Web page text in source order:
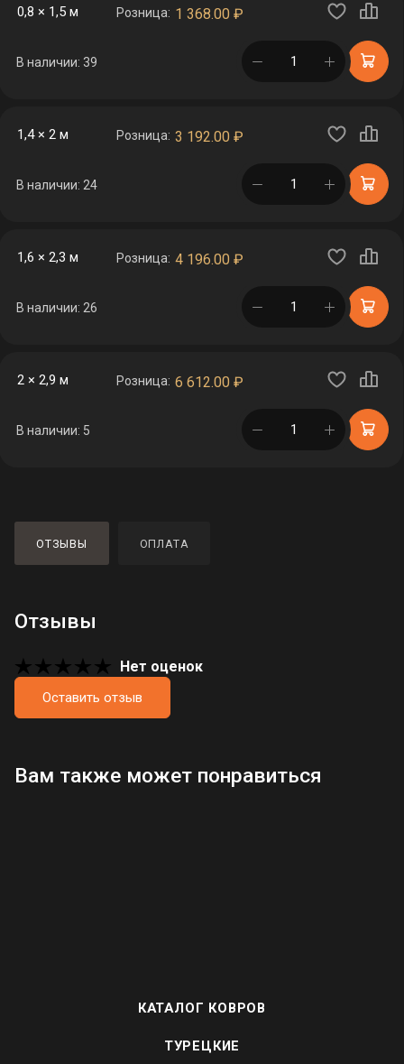
0,8 × 1,5 м Розница: 1 368.00 ₽
В наличии: 39 в корзине
1,4 × 2 м Розница: 3 192.00 ₽
В наличии: 24 в корзине
1,6 × 2,3 м Розница: 4 196.00 ₽
В наличии: 26 в корзине
2 × 2,9 м Розница: 6 612.00 ₽
В наличии: 5 в корзине
ОТЗЫВЫ ОПЛАТА
Отзывы
Нет оценок
Оставить отзыв
Загрузка отзывов...
Вам также может понравиться
КАТАЛОГ КОВРОВ
ТУРЕЦКИЕ